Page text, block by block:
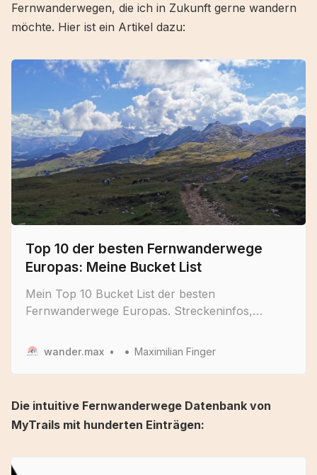
Fernwanderwegen, die ich in Zukunft gerne wandern
möchte. Hier ist ein Artikel dazu:
Top 10 der besten Fernwanderwege
Europas: Meine Bucket List
Mein Top 10 Bucket List der besten
Fernwanderwege Europas. Streckeninfos,
Wanderung in DE, IE, ES, IS, PT, AT & IT
wander.max Maximilian Finger
Die intuitive Fernwanderwege Datenbank von
MyTrails mit hunderten Einträgen: